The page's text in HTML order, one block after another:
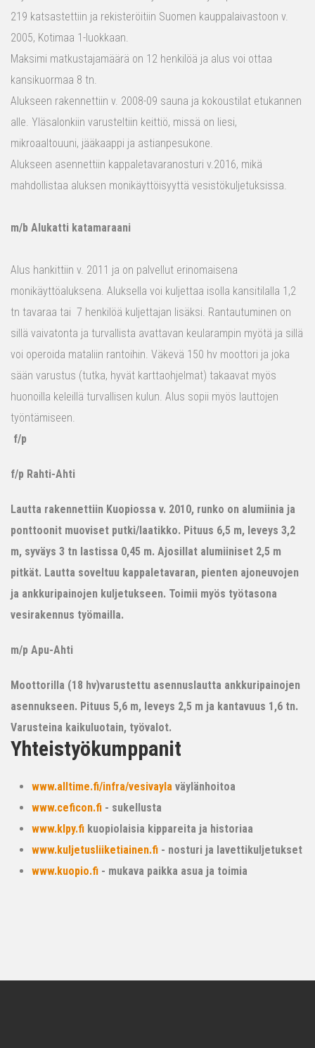
219 katsastettiin ja rekisteröitiin Suomen kauppalaivastoon v.
2005, Kotimaa 1-luokkaan.
Maksimi matkustajamäärä on 12 henkilöä ja alus voi ottaa
kansikuormaa 8 tn.
Alukseen rakennettiin v. 2008-09 sauna ja kokoustilat etukannen
alle. Yläsalonkiin varusteltiin keittiö, missä on liesi,
mikroaaltouuni, jääkaappi ja astianpesukone.
Alukseen asennettiin kappaletavaranosturi v.2016, mikä
mahdollistaa aluksen monikäyttöisyyttä vesistökuljetuksissa.
m/b Alukatti katamaraani
Alus hankittiin v. 2011 ja on palvellut erinomaisena
monikäyttöaluksena. Aluksella voi kuljettaa isolla kansitilalla 1,2
tn tavaraa tai 7 henkilöä kuljettajan lisäksi. Rantautuminen on
sillä vaivatonta ja turvallista avattavan keularampin myötä ja sillä
voi operoida mataliin rantoihin. Väkevä 150 hv moottori ja joka
sään varustus (tutka, hyvät karttaohjelmat) takaavat myös
huonoilla keleillä turvallisen kulun. Alus sopii myös lauttojen
työntämiseen.
f/p
f/p Rahti-Ahti
Lautta rakennettiin Kuopiossa v. 2010, runko on alumiinia ja
ponttoonit muoviset putki/laatikko. Pituus 6,5 m, leveys 3,2
m, syväys 3 tn lastissa 0,45 m. Ajosillat alumiiniset 2,5 m
pitkät. Lautta soveltuu kappaletavaran, pienten ajoneuvojen
ja ankkuripainojen kuljetukseen. Toimii myös työtasona
vesirakennus työmailla.
m/p Apu-Ahti
Moottorilla (18 hv)varustettu asennuslautta ankkuripainojen
asennukseen. Pituus 5,6 m, leveys 2,5 m ja kantavuus 1,6 tn.
Varusteina kaikuluotain, työvalot.
Yhteistyökumppanit
www.alltime.fi/infra/vesivayla väylänhoitoa
www.ceficon.fi - sukellusta
www.klpy.fi kuopiolaisia kippareita ja historiaa
www.kuljetusliiketiainen.fi - nosturi ja lavettikuljetukset
www.kuopio.fi - mukava paikka asua ja toimia